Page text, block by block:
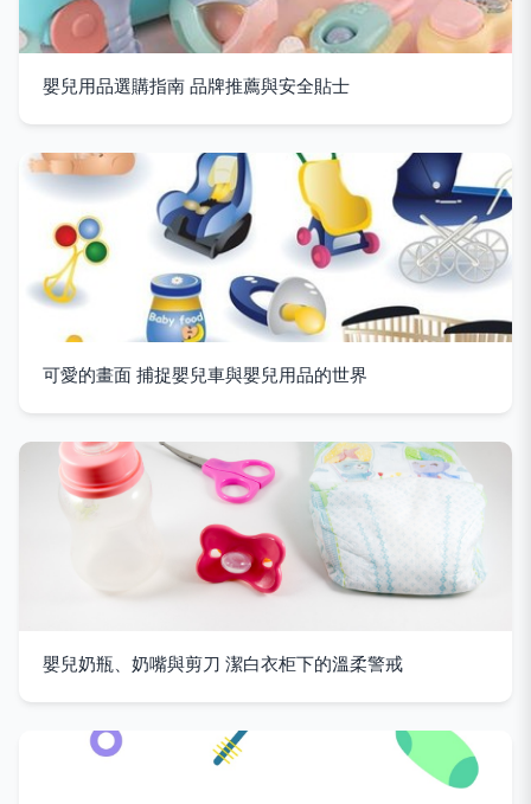
嬰兒用品選購指南 品牌推薦與安全貼士
可愛的畫面 捕捉嬰兒車與嬰兒用品的世界
嬰兒奶瓶、奶嘴與剪刀 潔白衣柜下的溫柔警戒